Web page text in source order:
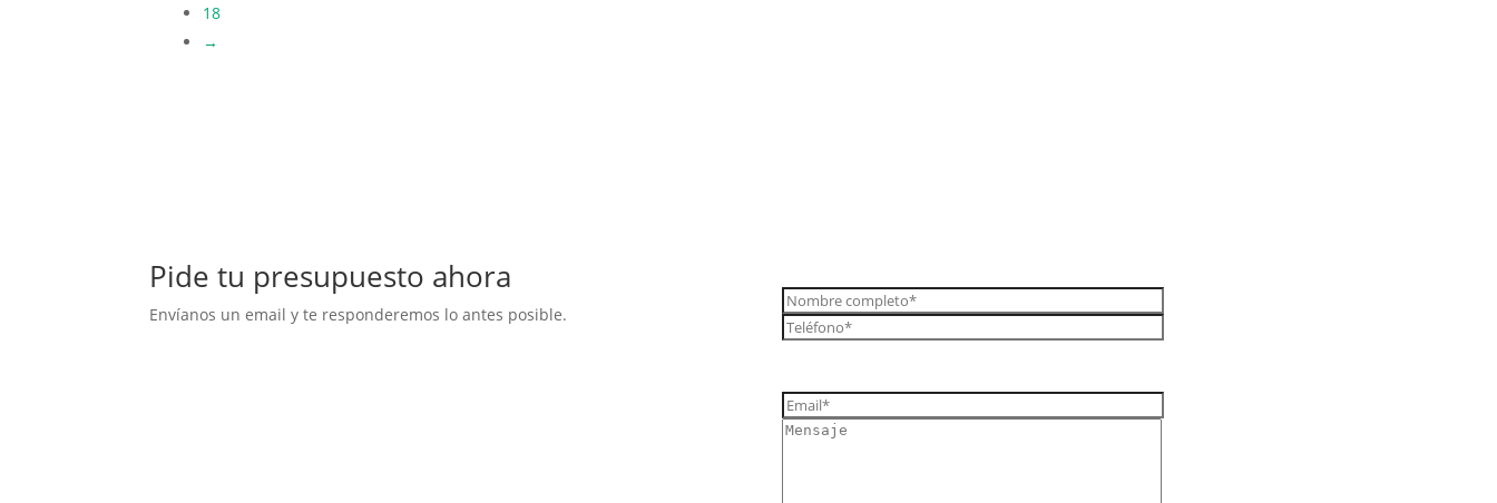
18
→
Pide tu presupuesto ahora
Envíanos un email y te responderemos lo antes posible.